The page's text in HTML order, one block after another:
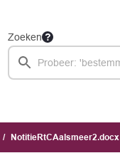
Zoeken
NotitieRtCAalsmeer2.docx